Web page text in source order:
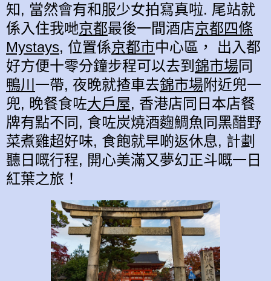
知, 當然會有和服少女拍寫真啦. 尾站就
係入住我哋京都最後一間酒店京都四條
Mystays, 位置係京都市中心區， 出入都
好方便十零分鐘步程可以去到 錦市場同
鴨川 一帶, 夜晚就揸車去錦市場附近兜一
兜, 晚餐食咗大戶屋, 香港店同日本店餐
牌有點不同, 食咗炭燒酒麴鯛魚同黑醋野
菜煮雞超好味, 食飽就早啲返休息, 計劃
聽日嘅行程, 開心美滿又夢幻正斗嘅一日
紅葉之旅！